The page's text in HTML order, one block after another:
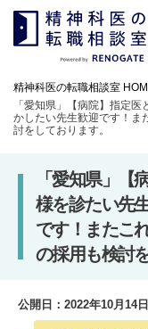
精神科医の転職相談室
「愛知県」【病院】指定
かしたい先生歓迎です！ま
討をしております。
「愛知県」【
様を診たい先
です！またこ
の採用も検討
公開日： 2022年10月14日